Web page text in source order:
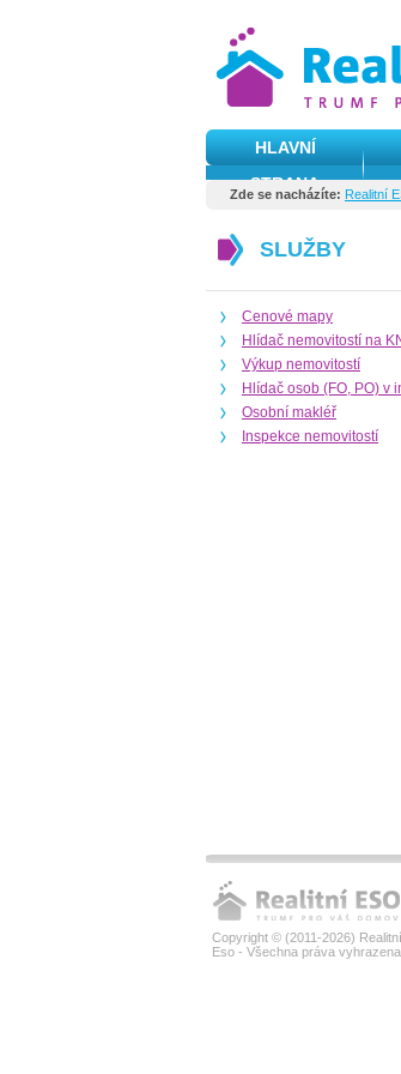
Zde se nacházíte: Realitní
SLUŽBY
Cenové mapy
Hlídač nemovitostí na
Výkup nemovitostí
Hlídač osob (FO, PO) v
Osobní makléř
Inspekce nemovitostí
Copyright © (2011-2026) Realitní
Eso - Všechna práva vyhrazena.
HLAVNÍ
STRANA